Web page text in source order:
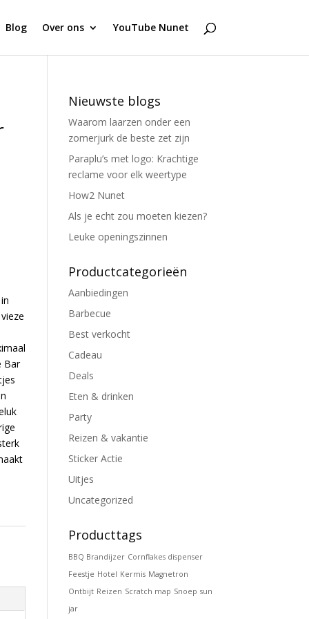
Blog Over ons YouTube Nunet
Bar
Nieuwste blogs
Waarom laarzen onder een
zomerjurk de beste zet zijn
Paraplu’s met logo: Krachtige
reclame voor elk weertype
How2 Nunet
Als je echt zou moeten kiezen?
Leuke openingszinnen
Productcategorieën
Aanbiedingen
Barbecue
Best verkocht
Cadeau
Deals
Eten & drinken
Party
Reizen & vakantie
Sticker Actie
Uitjes
Uncategorized
Producttags
BBQ Brandijzer Cornflakes dispenser
Feestje Hotel Kermis Magnetron
Ontbijt Reizen Scratch map Snoep sun
jar